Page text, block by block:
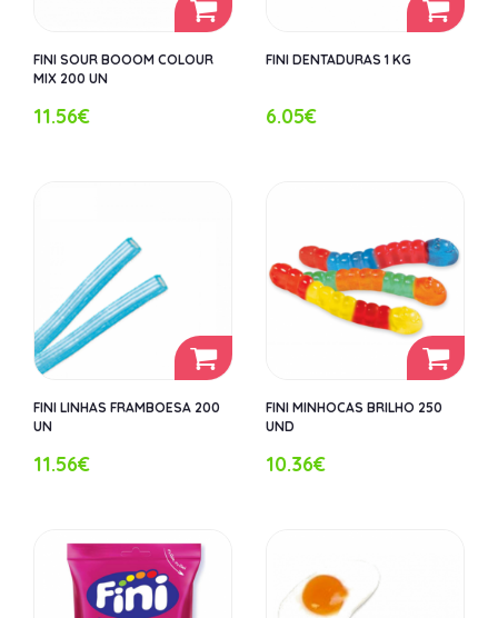
FINI SOUR BOOOM COLOUR
MIX 200 UN
11.56€
FINI DENTADURAS 1 KG
6.05€
FINI LINHAS FRAMBOESA 200
UN
11.56€
FINI MINHOCAS BRILHO 250
UND
10.36€